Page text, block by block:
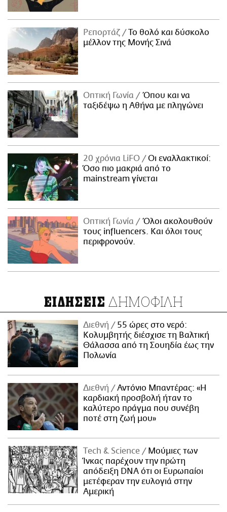
Ρεπορτάζ
Το θολό και δύσκολο
μέλλον της Μονής Σινά
Οπτική Γωνία
Όπου και να
ταξιδέψω η Αθήνα με πληγώνει
20 χρόνια LiFO
Οι εναλλακτικοί:
Όσο πιο μακριά από το
mainstream γίνεται
Οπτική Γωνία
Όλοι ακολουθούν
τους influencers. Και όλοι τους
περιφρονούν.
ΕΙΔΗΣΕΙΣ ΔΗΜΟΦΙΛΗ
Διεθνή
55 ώρες στο νερό:
Κολυμβητής διέσχισε τη Βαλτική
Θάλασσα από τη Σουηδία έως την
Πολωνία
Διεθνή
Αντόνιο Μπαντέρας: «Η
καρδιακή προσβολή ήταν το
καλύτερο πράγμα που συνέβη
ποτέ στη ζωή μου»
Τech & Science
Μούμιες των
Ίνκας παρέχουν την πρώτη
απόδειξη DNA ότι οι Ευρωπαίοι
μετέφεραν την ευλογιά στην
Αμερική